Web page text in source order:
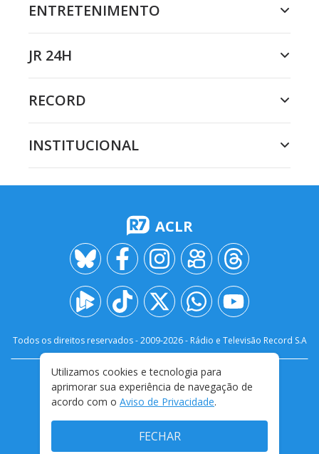
ENTRETENIMENTO
JR 24H
RECORD
INSTITUCIONAL
ACLR
Todos os direitos reservados - 2009-2026- Rádio e Televisão Record S.A
FALE CONOSCO
PRIVACIDADE
TERMOS E CONDIÇÕES DE USO
Utilizamos cookies e tecnologia para
aprimorar sua experiência de navegação de
acordo com o Aviso de Privacidade.
FECHAR